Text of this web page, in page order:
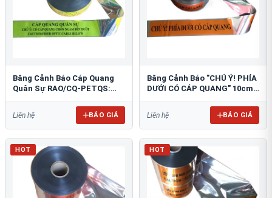
Băng Cảnh Báo Cáp Quang
Quân Sự RAO/CQ-PETQS:
Liên hệ BÁO GIÁ
Băng Cảnh Báo "CHÚ Ý! PHÍA
DƯỚI CÓ CÁP QUANG" 10cm:
Liên hệ BÁO GIÁ
HOT HOT